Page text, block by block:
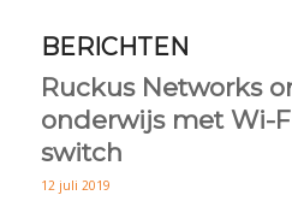
BERICHTEN
Ruckus Networks
onderwijs met Wi-
switch
12 juli 2019